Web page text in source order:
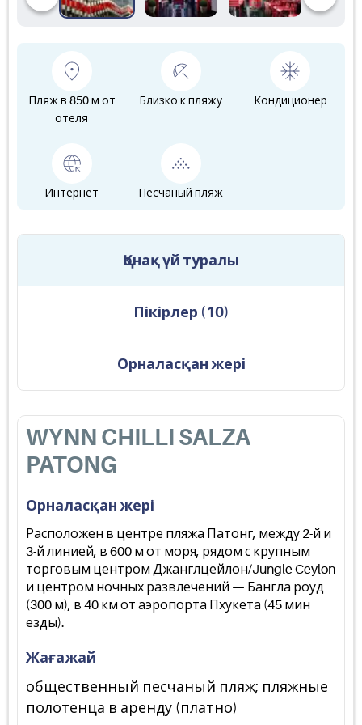
Пляж в 850 м от
отеля
Близко к пляжу Кондиционер
Интернет Песчаный пляж
Қонақ үй туралы
Пікірлер ( 10)
Орналасқан жері
WYNN CHILLI SALZA
PATONG
Орналасқан жері
Расположен в центре пляжа Патонг, между 2-й и
3-й линией, в 600 м от моря, рядом с крупным
торговым центром Джанглцейлон/Jungle Ceylon
и центром ночных развлечений — Бангла роуд
(300 м), в 40 км от аэропорта Пхукета (45 мин
езды).
Жағажай
общественный песчаный пляж; пляжные
полотенца в аренду (платно)